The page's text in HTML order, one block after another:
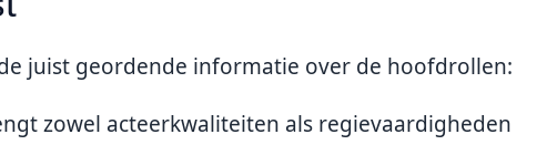
juist geordende informatie over de hoofdrollen:
zowel acteerkwaliteiten als regievaardigheden